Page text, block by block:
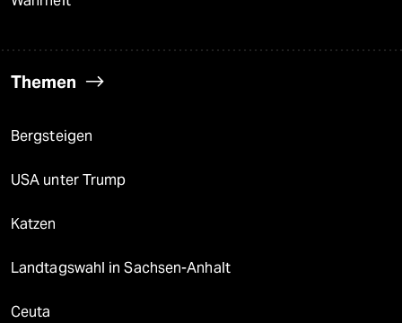
Themen
Bergsteigen
USA unter Trump
Katzen
Landtagswahl in Sachsen-Anhalt
Ceuta